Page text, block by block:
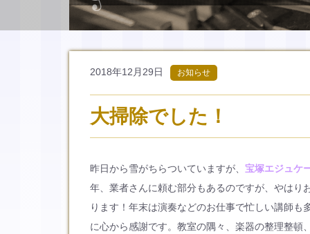
2018年12月29日 お知らせ
大掃除でした！
昨日から雪がちらついていますが、 宝塚エジュケ
年、業者さんに頼む部分もあるのですが、やはり
ります！年末は演奏などのお仕事で忙しい講師
に心から感謝です。教室の隅々、楽器の整理整